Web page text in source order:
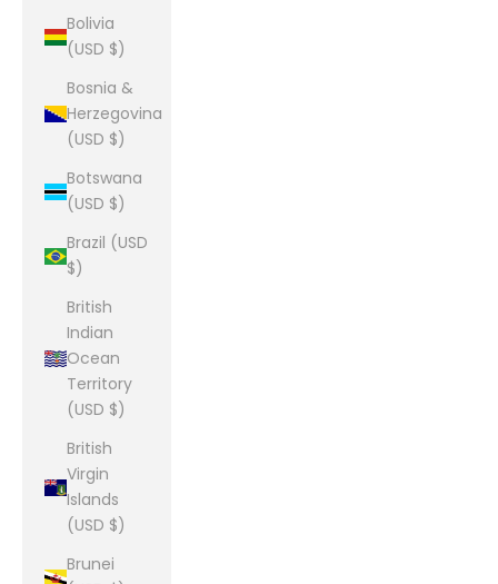
Bolivia
(USD $)
Bosnia &
Herzegovina
(USD $)
Botswana
(USD $)
Brazil (USD
$)
British
Indian
Ocean
Territory
(USD $)
British
Virgin
Islands
(USD $)
Brunei